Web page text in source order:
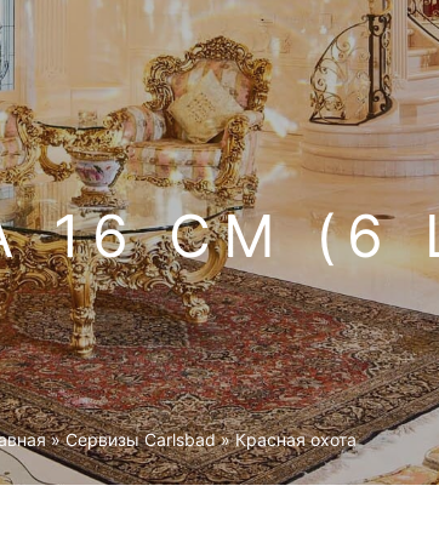
16 СМ (6
»Cервизы Carlsbad »Красная охота